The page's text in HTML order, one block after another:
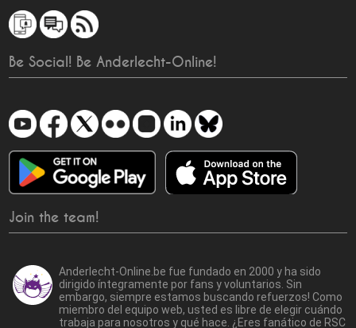
Be Social! Be Anderlecht-Online!
Join the team!
Anderlecht-Online.be fue fundado en 2000 y ha sido
dirigido íntegramente por fans y voluntarios. Sin
embargo, siempre estamos buscando refuerzos! Como
miembro del equipo web, usted es libre de elegir cuándo
trabaja para nosotros y qué hace. ¿Eres fanático de RSC